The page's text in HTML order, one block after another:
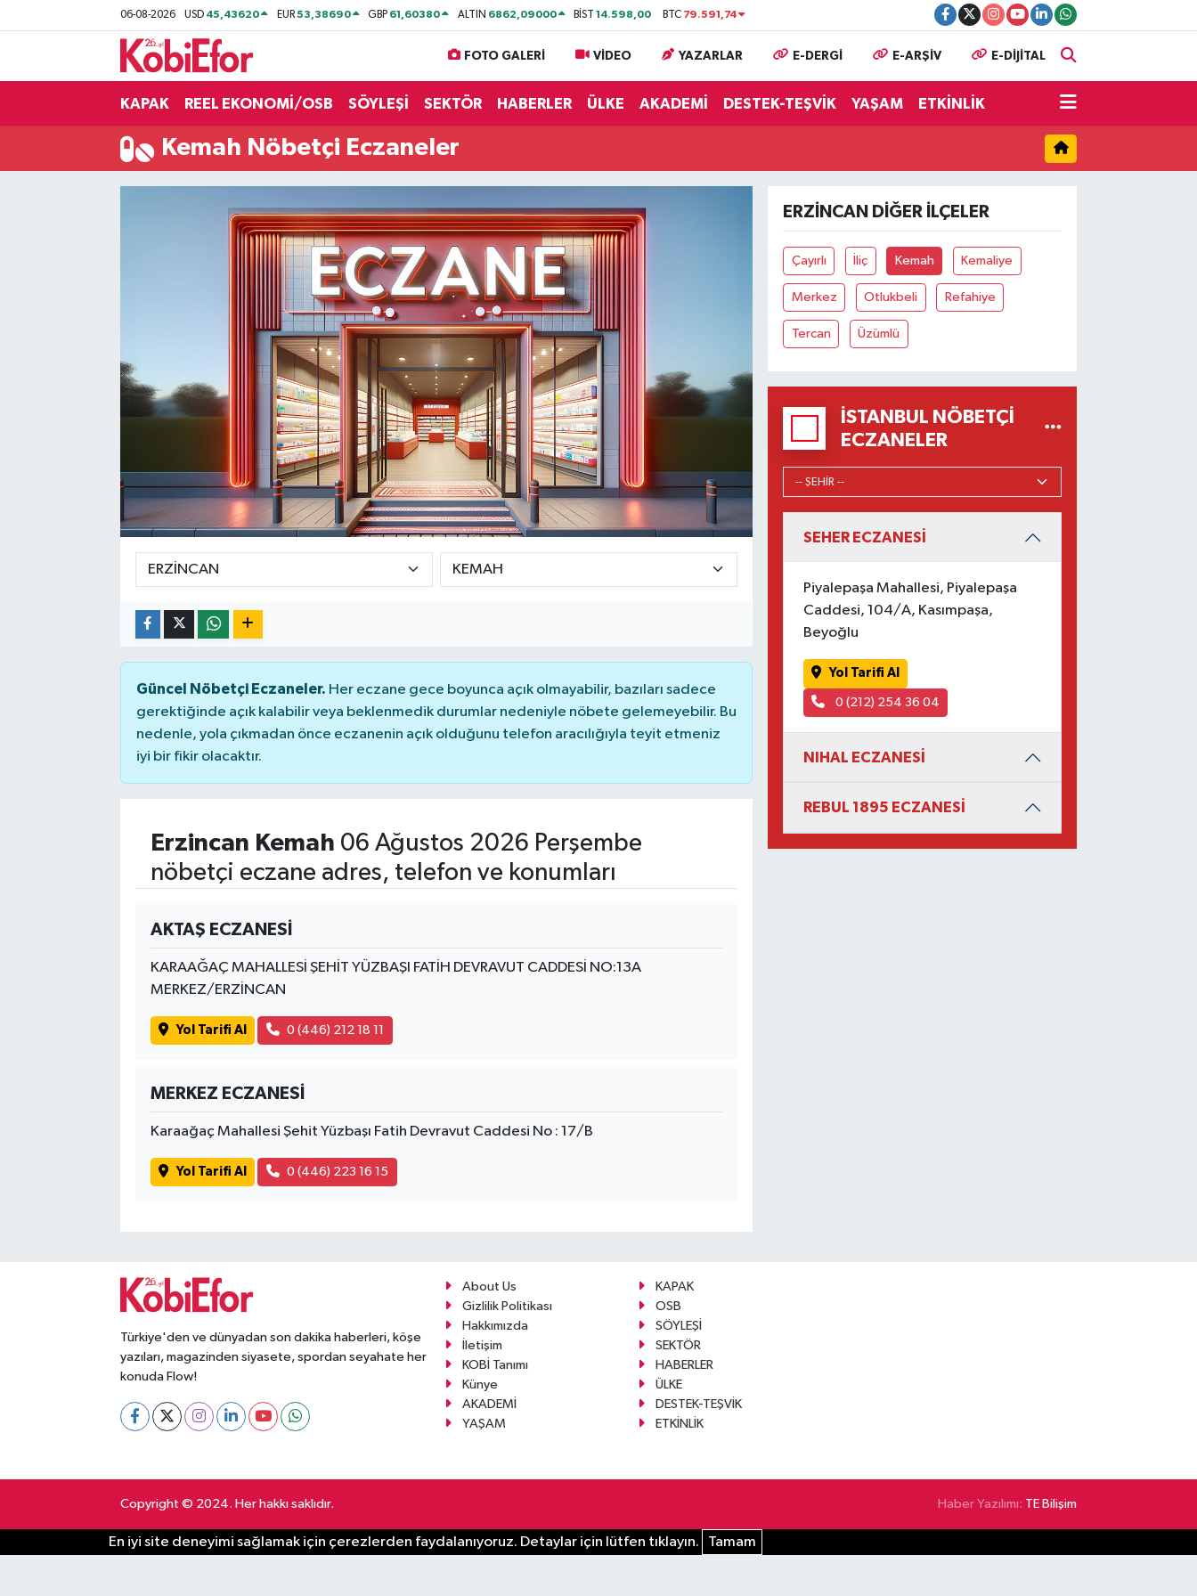
06-08-2026 USD 45,43620 EUR53,38690 GBP 61,60380 ALTIN 6862,09000 BİST14.598,00 BTC 79.591,74
FOTO GALERİ VİDEO YAZARLAR E-DERGİ E-ARŞİV E-DİJİTAL
KAPAK REEL EKONOMİ/OSB SÖYLEŞİ SEKTÖR HABERLER ÜLKE AKADEMİ DESTEK-TEŞVİK YAŞAM ETKİNLİK
Kemah Nöbetçi Eczaneler
Güncel Nöbetçi Eczaneler. Her eczane gece boyunca açık olmayabilir, bazıları sadece
gerektiğinde açık kalabilir veya beklenmedik durumlar nedeniyle nöbete gelemeyebilir. Bu
nedenle, yola çıkmadan önce eczanenin açık olduğunu telefon aracılığıyla teyit etmeniz
iyi bir fikir olacaktır.
Erzincan Kemah 06 Ağustos 2026 Perşembe
nöbetçi eczane adres, telefon ve konumları
AKTAŞ ECZANESİ
KARAAĞAÇ MAHALLESİ ŞEHİT YÜZBAŞI FATİH DEVRAVUT CADDESİ NO:13A
MERKEZ/ERZİNCAN
Yol Tarifi Al 0 (446) 212 18 11
MERKEZ ECZANESİ
Karaağaç Mahallesi Şehit Yüzbaşı Fatih Devravut Caddesi No : 17/B
Yol Tarifi Al 0 (446) 223 16 15
ERZINCAN DIĞER İLÇELER
Çayırlı İliç Kemah Kemaliye
Merkez Otlukbeli Refahiye
Tercan Üzümlü
İSTANBUL NÖBETÇI
ECZANELER
SEHER ECZANESİ
Piyalepaşa Mahallesi, Piyalepaşa
Caddesi, 104/A, Kasımpaşa,
Beyoğlu
Yol Tarifi Al
0 (212) 254 36 04
NIHAL ECZANESİ
REBUL 1895 ECZANESİ
Türkiye'den ve dünyadan son dakika haberleri, köşe
yazıları, magazinden siyasete, spordan seyahate her
konuda Flow!
About Us
KAPAK
Gizlilik Politikası
OSB
Hakkımızda
SÖYLEŞİ
İletişim
SEKTÖR
KOBİ Tanımı
HABERLER
Künye
ÜLKE
AKADEMİ
DESTEK-TEŞVİK
YAŞAM
ETKİNLİK
Copyright © 2024. Her hakkı saklıdır. Haber Yazılımı: TE Bilişim
En iyi site deneyimi sağlamak için çerezlerden faydalanıyoruz. Detaylar için lütfen tıklayın. Tamam
BİLİŞİM PANO
DESTEK-TEŞVİK
ŞİRKET PANO